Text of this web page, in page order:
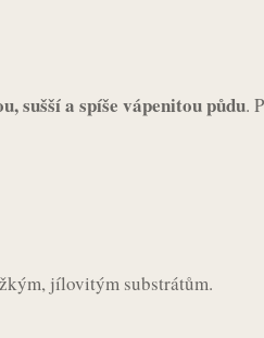
sušší a spíše vápenitou půdu.
jílovitým substrátům.